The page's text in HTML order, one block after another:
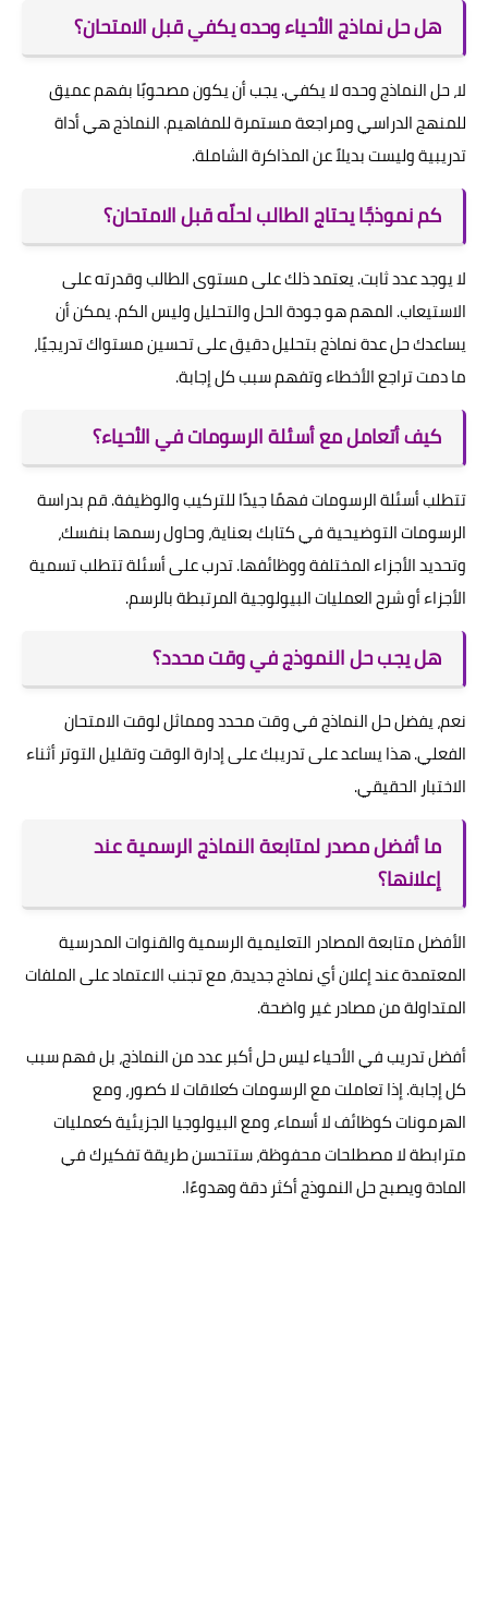
هل حل نماذج الأحياء وحده يكفي قبل الامتحان؟
لا، حل النماذج وحده لا يكفي. يجب أن يكون مصحوبًا بفهم عميق
للمنهج الدراسي ومراجعة مستمرة للمفاهيم. النماذج هي أداة
تدريبية وليست بديلاً عن المذاكرة الشاملة.
كم نموذجًا يحتاج الطالب لحلّه قبل الامتحان؟
لا يوجد عدد ثابت. يعتمد ذلك على مستوى الطالب وقدرته على
الاستيعاب. المهم هو جودة الحل والتحليل وليس الكم. يمكن أن
يساعدك حل عدة نماذج بتحليل دقيق على تحسين مستواك تدريجيًا،
ما دمت تراجع الأخطاء وتفهم سبب كل إجابة.
كيف أتعامل مع أسئلة الرسومات في الأحياء؟
تتطلب أسئلة الرسومات فهمًا جيدًا للتركيب والوظيفة. قم بدراسة
الرسومات التوضيحية في كتابك بعناية، وحاول رسمها بنفسك،
وتحديد الأجزاء المختلفة ووظائفها. تدرب على أسئلة تتطلب تسمية
الأجزاء أو شرح العمليات البيولوجية المرتبطة بالرسم.
هل يجب حل النموذج في وقت محدد؟
نعم، يفضل حل النماذج في وقت محدد ومماثل لوقت الامتحان
الفعلي. هذا يساعد على تدريبك على إدارة الوقت وتقليل التوتر أثناء
الاختبار الحقيقي.
ما أفضل مصدر لمتابعة النماذج الرسمية عند
إعلانها؟
الأفضل متابعة المصادر التعليمية الرسمية والقنوات المدرسية
المعتمدة عند إعلان أي نماذج جديدة، مع تجنب الاعتماد على الملفات
المتداولة من مصادر غير واضحة.
أفضل تدريب في الأحياء ليس حل أكبر عدد من النماذج، بل فهم سبب
كل إجابة. إذا تعاملت مع الرسومات كعلاقات لا كصور، ومع
الهرمونات كوظائف لا أسماء، ومع البيولوجيا الجزيئية كعمليات
مترابطة لا مصطلحات محفوظة، ستتحسن طريقة تفكيرك في
المادة ويصبح حل النموذج أكثر دقة وهدوءًا.